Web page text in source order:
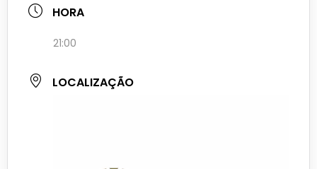
HORA
21:00
LOCALIZAÇÃO